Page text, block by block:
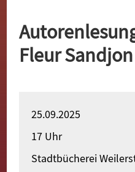
Pari
Fleur Sandjon
25.09.2025
17 Uhr
Stadtbücherei